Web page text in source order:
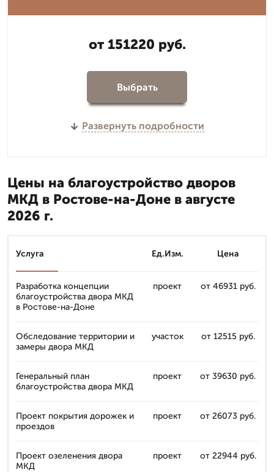
от 151220 руб.
Выбрать
Развернуть подробности
Цены на благоустройство дворов
МКД в Ростове-на-Доне в августе
2026 г.
Услуга Ед.Изм. Цена
Разработка концепции
благоустройства двора МКД
в Ростове-на-Доне
проект от 46931 руб.
Обследование территории и
замеры двора МКД
участок от 12515 руб.
Генеральный план
благоустройства двора МКД
проект от 39630 руб.
Проект покрытия дорожек и
проездов
проект от 26073 руб.
Проект озеленения двора
МКД
проект от 22944 руб.